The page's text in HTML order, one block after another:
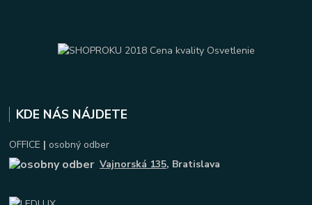
KDE NÁS NÁJDETE
OFFICE | osobný odber
Vajnorská 135, Bratislava